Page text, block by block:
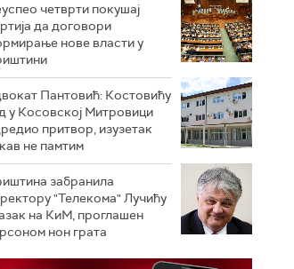
четврти покушај
да договори
нове власти у
Пантовић: Костовићу
у Косовској Митровици
притвор, изузетак
не памтим
забранила
"Телекома" Лучићу
на КиМ, проглашен
нон грата